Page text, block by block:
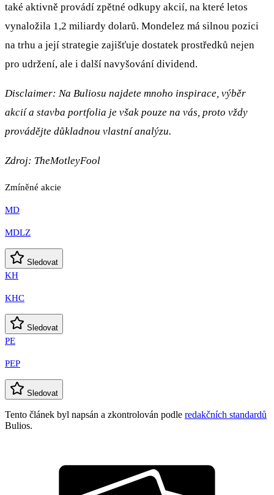
také aktivně provádí zpětné odkupy akcií, na které letos
vynaložila 1,2 miliardy dolarů. Mondelez má silnou pozici
na trhu a její strategie zajišťuje dostatek prostředků nejen
pro udržení, ale i další navyšování dividend.
Disclaimer: Na Buliosu najdete mnoho inspirace, výběr
akcií a stavba portfolia je však pouze na vás, proto vždy
provádějte důkladnou vlastní analýzu.
Zdroj: TheMotleyFool
Zmíněné akcie
MD
MDLZ
Sledovat
KH
KHC
Sledovat
PE
PEP
Sledovat
Tento článek byl napsán a zkontrolován podle redakčních standardů
Bulios.